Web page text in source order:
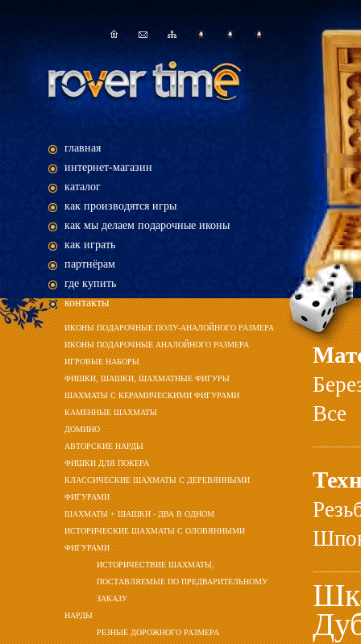
главная
интернет-магазин
каталог
как производятся игры
как мы делаем подарочные иконы
как играть
партнёрам
где купить
контакты
ИКОНЫ ПОДАРОЧНЫЕ ПОЛУ-АНАЛОЙНОГО РАЗМЕРА
ИКОНЫ ПОДАРОЧНЫЕ АНАЛОЙНОГО РАЗМЕРА
ИГРОВЫЕ НАБОРЫ
ФИШКИ, ШАШКИ, ШАХМАТНЫЕ ФИГУРЫ
ШАХМАТЫ С КЕРАМИЧЕСКИМИ ФИГУРАМИ
КАМЕННЫЕ ШАХМАТЫ
ДОМИНО
АВТОРСКИЕ НАРДЫ
ФИШКИ ДЛЯ ПОКЕРА
КЛАССИЧЕСКИЕ ШАХМАТЫ С ДЕРЕВЯННЫМИ
ФИГУРАМИ
ШАХМАТЫ + ШАШКИ - ДВА В ОДНОМ
ИСТОРИЧЕСКИЕ ШАХМАТЫ С ОЛОВЯННЫМИ
ФИГУРАМИ
ИСТОРИЧЕСТВИЕ ШАХМАТЫ,
ПОСТАВЛЯЕМЫЕ ПО ПРЕДВАРИТЕЛЬНОМУ
ЗАКАЗУ
НАРДЫ
РЕЗНЫЕ ДОРОЖНОГО РАЗМЕРА
Все